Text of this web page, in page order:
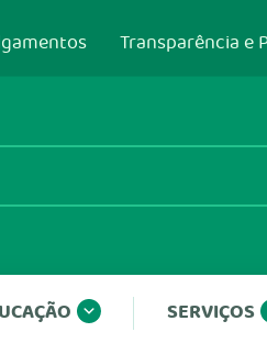
Transparência e
SERVIÇOS